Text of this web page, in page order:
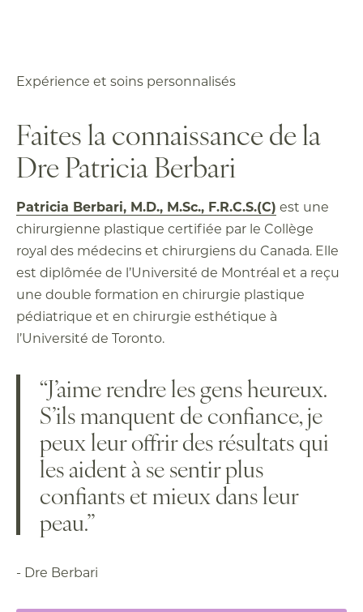
Expérience et soins personnalisés
Faites la connaissance de la
Dre Patricia Berbari
Patricia Berbari, M.D., M.Sc., F.R.C.S.(C) est une
chirurgienne plastique certifiée par le Collège
royal des médecins et chirurgiens du Canada. Elle
est diplômée de l’Université de Montréal et a reçu
une double formation en chirurgie plastique
pédiatrique et en chirurgie esthétique à
l’Université de Toronto.
“J’aime rendre les gens heureux.
S’ils manquent de confiance, je
peux leur offrir des résultats qui
les aident à se sentir plus
confiants et mieux dans leur
peau.”
- Dre Berbari